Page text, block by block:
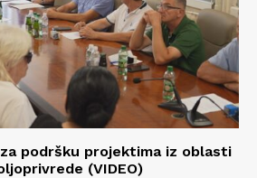
podršku projektima iz oblasti
(VIDEO)